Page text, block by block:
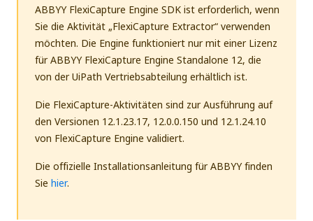
ABBYY FlexiCapture Engine SDK ist erforderlich, wenn
Sie die Aktivität „FlexiCapture Extractor“ verwenden
möchten. Die Engine funktioniert nur mit einer Lizenz
für ABBYY FlexiCapture Engine Standalone 12, die
von der UiPath Vertriebsabteilung erhältlich ist.
Die FlexiCapture-Aktivitäten sind zur Ausführung auf
den Versionen 12.1.23.17, 12.0.0.150 und 12.1.24.10
von FlexiCapture Engine validiert.
Die offizielle Installationsanleitung für ABBYY finden
Sie hier.